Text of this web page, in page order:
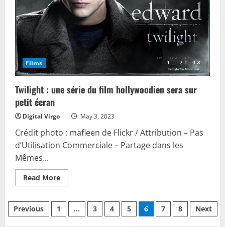
Films
Twilight : une série du film hollywoodien sera sur
petit écran
Digital Virgo May 3, 2023
Crédit photo : mafleen de Flickr / Attribution – Pas
d’Utilisation Commerciale – Partage dans les
Mêmes...
Read MoreRead
more
série
Posts
Previous 1 … 3 4 5 6 7 8 Next